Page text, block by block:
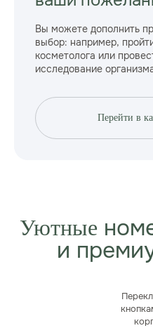
Дополнительные
предоставляются по
Вы можете дополнить
выбор: например,
косметолога или
исследование
Перейти в
Уютные
и